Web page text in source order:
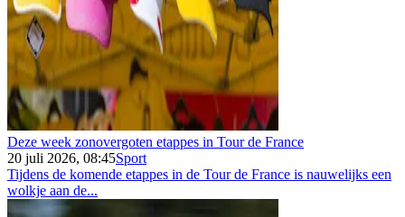
Deze week zonovergoten etappes in Tour de France
20 juli 2026, 08:45Sport
Tijdens de komende etappes in de Tour de France is nauwelijks een
wolkje aan de...